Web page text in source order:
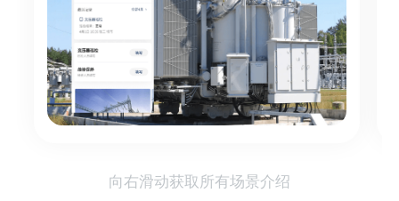
向右滑动获取所有场景介绍